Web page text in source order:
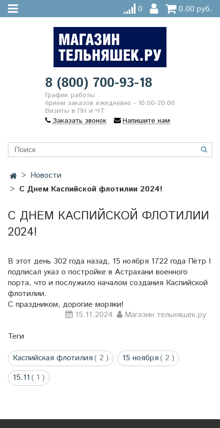
0 0.00 руб.
8 (800) 700-93-18
График работы
прием заказов ежедневно - 10:00-20:00
Визиты в ПН и ЧТ
Заказать звонок
Напишите нам
Новости
С Днем Каспийской флотилии 2024!
С ДНЕМ КАСПИЙСКОЙ ФЛОТИЛИИ
2024!
В этот день 302 года назад, 15 ноября 1722 года Пётр I
подписал указ о постройке в Астрахани военного
порта, что и послужило началом создания Каспийской
флотилии.
С праздником, дорогие моряки!
15.11.2024
Магазин тельняшек.ру
Теги
Каспийская флотилия( 2 ) 15 ноября( 2 )
15.11( 1 )